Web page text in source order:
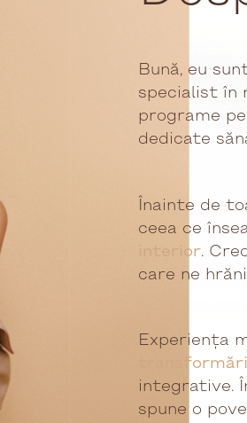
Bună, eu
specialist în
programe
dedicate
Înainte de
ceea ce
interior.
care ne
Experiența
integrative.
spune o